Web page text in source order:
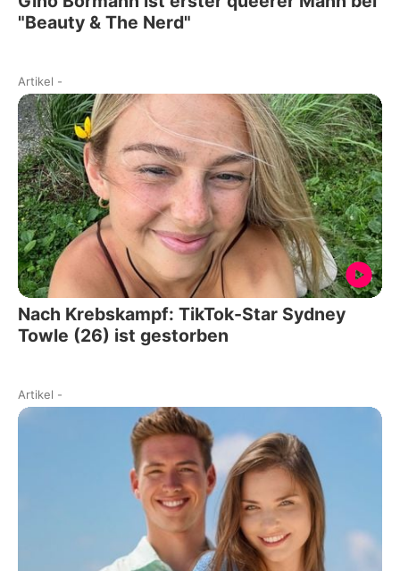
"Beauty & The Nerd"
Artikel -
Nach Krebskampf: TikTok-Star Sydney
Towle (26) ist gestorben
Artikel -